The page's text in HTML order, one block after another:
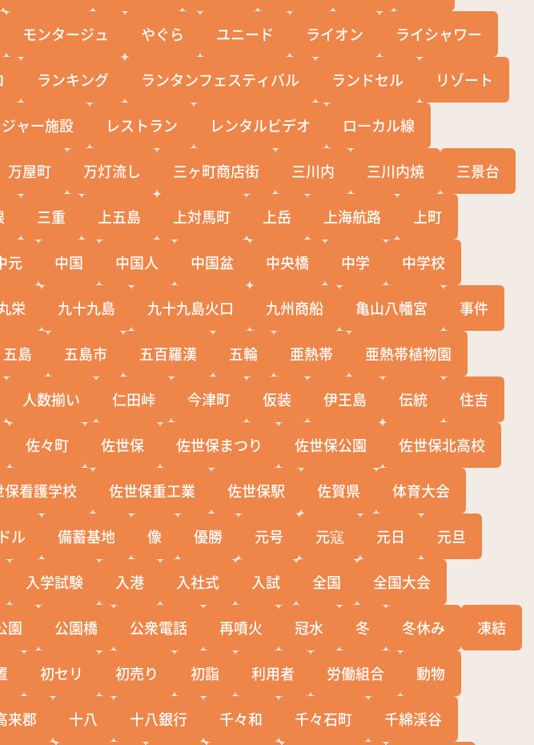
モンタージュ やぐら ユニード ライオン ライシャワー
ランキング ランタンフェスティバル ランドセル リゾート
ジャー施設 レストラン レンタルビデオ ローカル線
万屋町 万灯流し 三ヶ町商店街 三川内 三川内焼 三景台
三重 上五島 上対馬町 上岳 上海航路 上町
元 中国 中国人 中国盆 中央橋 中学 中学校
栄 九十九島 九十九島火口 九州商船 亀山八幡宮 事件
五島 五島市 五百羅漢 五輪 亜熱帯 亜熱帯植物園
人数揃い 仁田峠 今津町 仮装 伊王島 伝統 住吉
佐々町 佐世保 佐世保まつり 佐世保公園 佐世保北高校
保看護学校 佐世保重工業 佐世保駅 佐賀県 体育大会
ル 備蓄基地 像 優勝 元号 元寇 元日 元旦
入学試験 入港 入社式 入試 全国 全国大会
園 公園橋 公衆電話 再噴火 冠水 冬 冬休み 凍結
初セリ 初売り 初詣 利用者 労働組合 動物
来郡 十八 十八銀行 千々和 千々石町 千綿渓谷